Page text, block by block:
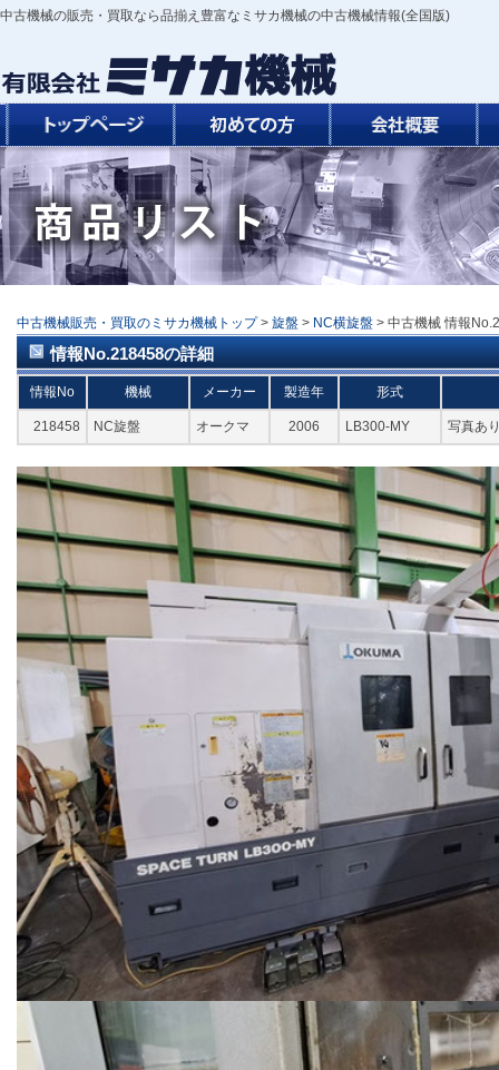
中古機械の販売・買取なら品揃え豊富なミサカ機械の中古機械情報(全国版)
中古機械販売・買取のミサカ機械トップ > 旋盤 > NC横旋盤 > 中古機械 情報
情報No.218458の詳細
情報No 機械 メーカー 製造年 形式
218458 NC旋盤 オークマ 2006 LB300-MY 写真あ